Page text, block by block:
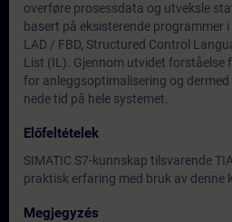
overføre prosessdata og utveksle
basert på eksisterende programmer
LAD / FBD, Structured Control
List (IL). Gjennom utvidet forståelse
for anleggsoptimalisering og dermed
nede tid på hele systemet.
Előfeltételek
SIMATIC S7-kunnskap tilsvarende
praktisk erfaring med bruk av denne
Megjegyzés